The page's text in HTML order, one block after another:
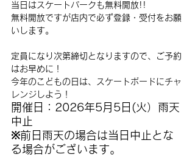
当日はスケートパークも無料開放!!
無料開放ですが店内で必ず登録・受付をお願
いします。
定員になり次第締切となりますので、ご予約
はお早めに！
今年のこどもの日は、スケートボードにチャ
レンジしよう！
開催日：2026年5月5日(火）雨天
中止
※前日雨天の場合は当日中止とな
る場合がございます。